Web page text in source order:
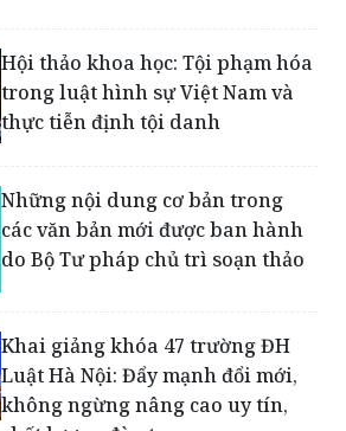
Hội thảo khoa học: Tội phạm hóa
trong luật hình sự Việt Nam và
thực tiễn định tội danh
Những nội dung cơ bản trong
các văn bản mới được ban hành
do Bộ Tư pháp chủ trì soạn thảo
Khai giảng khóa 47 trường ĐH
Luật Hà Nội: Đẩy mạnh đổi mới,
không ngừng nâng cao uy tín,